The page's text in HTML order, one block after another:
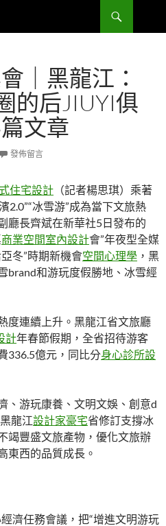
｜黑龍江：
的后JIUYI俱
文章
發佈留言
住宅設計 （記者楊思琪）乘著
2.0”“冰雪游”成為當下文旅熱
廳長齊斌在新華社5日發布的
商業空間室內設計會”年夜型全媒
冬”時期新機會空間心理學 ，黑
brand和游玩度假勝地、冰雪經
度連續上升。黑龍江省文旅廳
計年春節假期，全省招待游客
336.5億元，同比分身心診所設
、游玩康養、文明文娛、創意d
龍江設計家豪宅省修訂支撐冰
竭豐盛文旅產物，優化文旅辦
東西的品質成長。
濟任務會議，把“增進文明游玩